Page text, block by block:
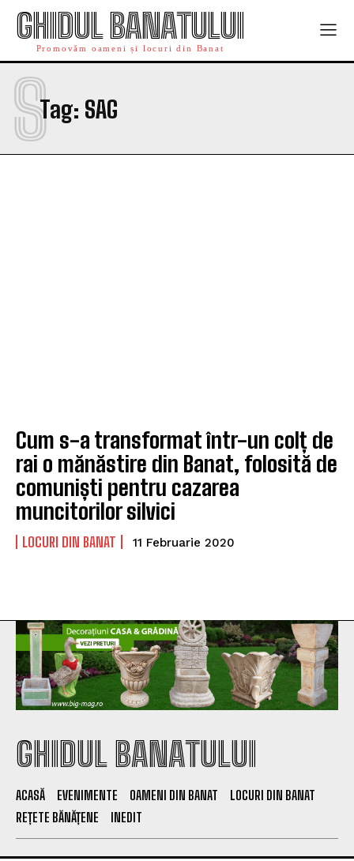
GHIDUL BANATULUI
Promovăm oameni și locuri din Banat
Tag: SAG
S
Cum s-a transformat într-un colț de
rai o mănăstire din Banat, folosită de
comuniști pentru cazarea
muncitorilor silvici
LOCURI DIN BANAT 11 Februarie 2020
GHIDUL BANATULUI
ACASĂ EVENIMENTE OAMENI DIN BANAT
LOCURI DIN BANAT
REȚETE BĂNĂȚENE
INEDIT